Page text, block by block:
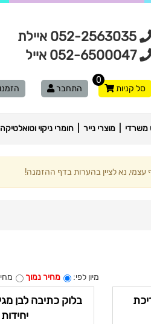
052-6500047 אייל
סל קניות
0
התחבר
משרדי מוצרי נייר חומרי ניקוי וטואלטיקה
נא לציין בהערות בדף ההזמנה!
מיון לפי: מחיר נמוך
כריכת
יחידות